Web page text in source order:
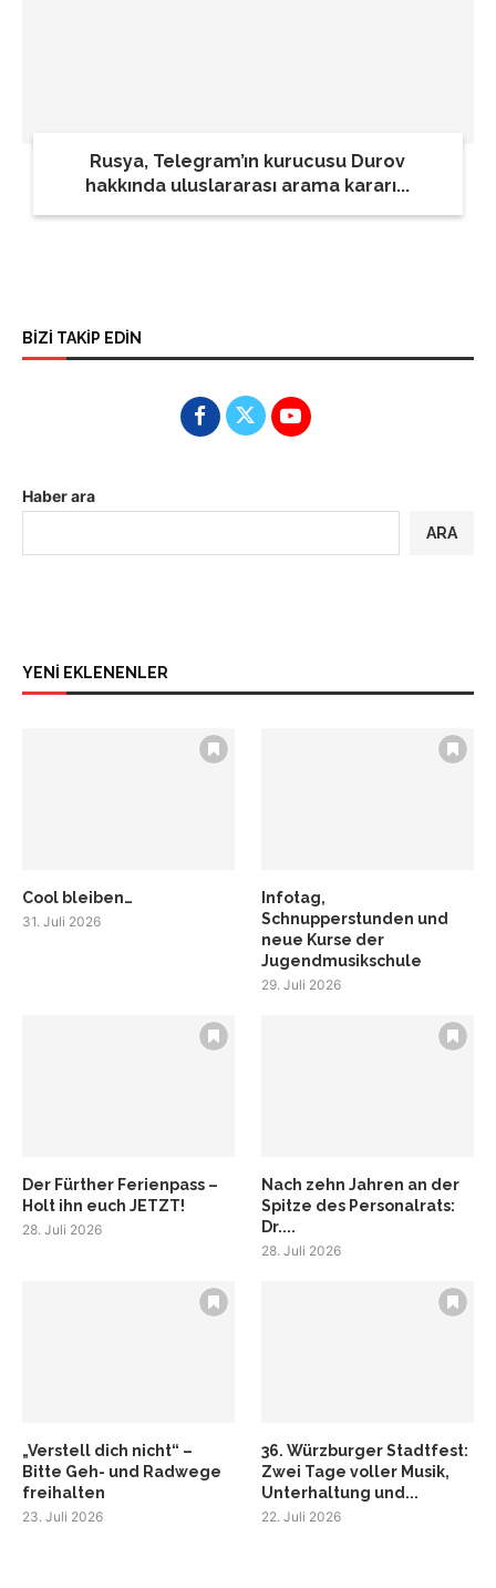
Rusya, Telegram’ın kurucusu Durov
hakkında uluslararası arama kararı...
BİZİ TAKİP EDİN
Haber ara
ARA
YENİ EKLENENLER
Cool bleiben…
31. Juli 2026
Infotag,
Schnupperstunden und
neue Kurse der
Jugendmusikschule
29. Juli 2026
Der Fürther Ferienpass –
Holt ihn euch JETZT!
28. Juli 2026
Nach zehn Jahren an der
Spitze des Personalrats:
Dr....
28. Juli 2026
„Verstell dich nicht“ –
Bitte Geh- und Radwege
freihalten
23. Juli 2026
36. Würzburger Stadtfest:
Zwei Tage voller Musik,
Unterhaltung und...
22. Juli 2026